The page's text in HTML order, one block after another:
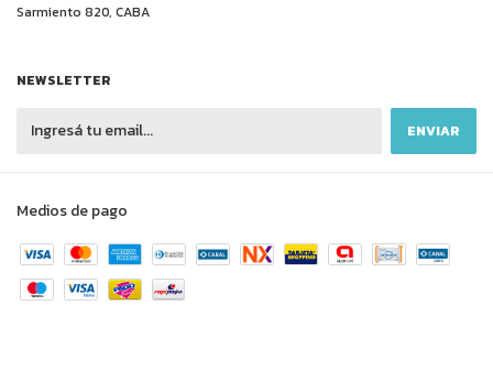
Sarmiento 820, CABA
NEWSLETTER
Medios de pago